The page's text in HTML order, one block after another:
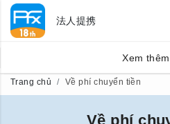
法人提携
Xem thêm
Trang chủ Về phí chuyển tiền
Về phí